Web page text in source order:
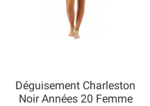
Déguisement Charleston
Noir Années 20 Femme